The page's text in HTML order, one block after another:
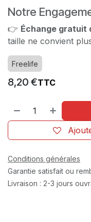
Notre
👉 Échange gratuit
taille ne convient
Freelife
8,20 €TTC
Conditions générales
Garantie satisfait ou
Livraison : 2-3 jours